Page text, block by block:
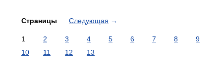
Страницы Следующая →
1 2 3 4 5 6 7 8
9
10
11 12 13